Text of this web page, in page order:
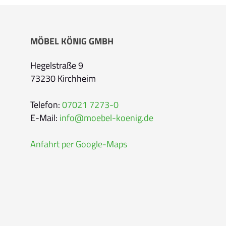
MÖBEL KÖNIG GMBH
Hegelstraße 9
73230 Kirchheim
Telefon:07021 7273-0
E-Mail: info@moebel-koenig.de
Anfahrt per Google-Maps
E-Mail-Adresse*
Bitte geben Sie eine gültige E-Mail-Adresse
Ihr Wunschtermin /